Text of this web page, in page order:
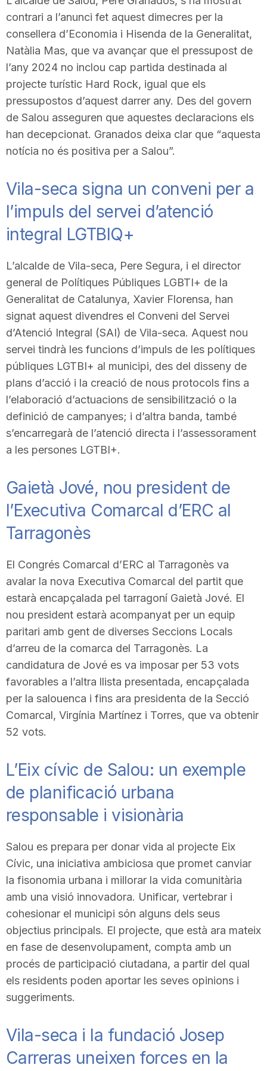
n
a
contrari a l’anunci fet aquest dimecres per la
consellera d’Economia i Hisenda de la Generalitat,
Natàlia Mas, que va avançar que el pressupost de
l’any 2024 no inclou cap partida destinada al
projecte turístic Hard Rock, igual que els
pressupostos d’aquest darrer any. Des del govern
de Salou asseguren que aquestes declaracions els
han decepcionat. Granados deixa clar que “aquesta
notícia no és positiva per a Salou”.
Vila-seca signa un conveni per a
l’impuls del servei d’atenció
integral LGTBIQ+
L’alcalde de Vila-seca, Pere Segura, i el director
general de Polítiques Públiques LGBTI+ de la
Generalitat de Catalunya, Xavier Florensa, han
signat aquest divendres el Conveni del Servei
d’Atenció Integral (SAI) de Vila-seca. Aquest nou
servei tindrà les funcions d’impuls de les polítiques
públiques LGTBI+ al municipi, des del disseny de
plans d’acció i la creació de nous protocols fins a
l’elaboració d’actuacions de sensibilització o la
definició de campanyes; i d’altra banda, també
s’encarregarà de l’atenció directa i l’assessorament
a les persones LGTBI+.
Gaietà Jové, nou president de
l’Executiva Comarcal d’ERC al
Tarragonès
El Congrés Comarcal d’ERC al Tarragonès va
avalar la nova Executiva Comarcal del partit que
estarà encapçalada pel tarragoní Gaietà Jové. El
nou president estarà acompanyat per un equip
paritari amb gent de diverses Seccions Locals
d’arreu de la comarca del Tarragonès. La
candidatura de Jové es va imposar per 53 vots
favorables a l’altra llista presentada, encapçalada
per la salouenca i fins ara presidenta de la Secció
Comarcal, Virgínia Martínez i Torres, que va obtenir
52 vots.
L’Eix cívic de Salou: un exemple
de planificació urbana
responsable i visionària
Salou es prepara per donar vida al projecte Eix
Cívic, una iniciativa ambiciosa que promet canviar
la fisonomia urbana i millorar la vida comunitària
amb una visió innovadora. Unificar, vertebrar i
cohesionar el municipi són alguns dels seus
objectius principals. El projecte, que està ara mateix
en fase de desenvolupament, compta amb un
procés de participació ciutadana, a partir del qual
els residents poden aportar les seves opinions i
suggeriments.
Vila-seca i la fundació Josep
Carreras uneixen forces en la